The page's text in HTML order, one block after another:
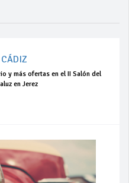
CÁDIZ
y más ofertas en el II Salón del
en Jerez